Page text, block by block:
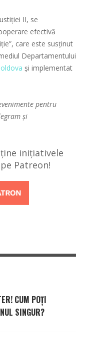
II, se
efectivă
care este susținut
Departamentului
și implementat
pentru
și
inițiativele
Patreon!
CUM POȚI
SINGUR?